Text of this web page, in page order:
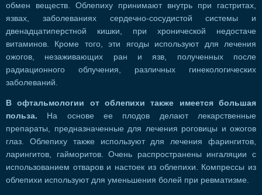
обмен веществ. Облепиху принимают внутрь при гастритах,
язвах, заболеваниях сердечно-сосудистой системы и
двенадцатиперстной кишки, при хронической недостаче
витаминов. Кроме того, эти ягоды используют для лечения
ожогов, незаживающих ран и язв, полученных после
радиационного облучения, различных гинекологических
заболеваний.
В офтальмологии от облепихи также имеется большая
польза.
На основе ее плодов делают лекарственные
препараты, предназначенные для лечения роговицы и ожогов
глаз. Облепиху также используют для лечения фарингитов,
ларингитов, гайморитов. Очень распространены ингаляции с
использованием отваров и настоек из облепихи. Компрессы из
облепихи используют для уменьшения болей при ревматизме.